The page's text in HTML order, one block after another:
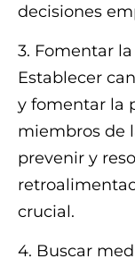
decisiones
3. Fomentar
Establecer
y fomentar la
miembros de
prevenir y
crucial.
4. Buscar